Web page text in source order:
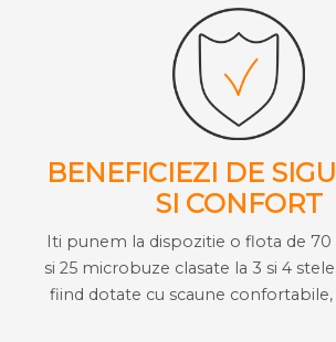
BENEFICIEZI DE
SI CONFORT
Iti punem la dispozitie o flota de 70
si 25 microbuze clasate la 3 si 4
fiind dotate cu scaune confortabile,